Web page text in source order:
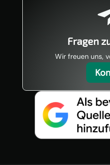
Fragen
Wir freuen uns,